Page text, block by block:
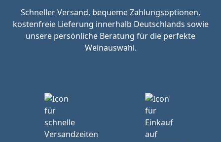
Schneller Versand, bequeme Zahlungsoptionen,
kostenfreie Lieferung innerhalb Deutschlands sowie
unsere persönliche Beratung für die perfekte
Weinauswahl.